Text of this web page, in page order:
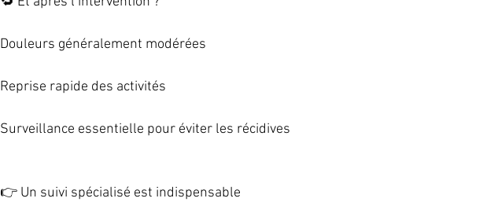
Douleurs généralement modérées
Reprise rapide des activités
Surveillance essentielle pour éviter les récidives
👉 Un suivi spécialisé est indispensable